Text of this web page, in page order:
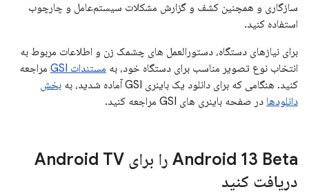
سازگاری و همچنین کشف و گزارش مشکلات سیستم‌عامل و چارچوب
استفاده کنید.
برای نیازهای دستگاه، دستورالعمل های چشمک زن و اطلاعات مربوط به
انتخاب نوع تصویر مناسب برای دستگاه خود، به مستندات GSI
مراجعه
کنید. هنگامی که برای دانلود یک باینری GSI آماده شدید، به
بخش
دانلودها در صفحه باینری های GSI مراجعه کنید.
Android 13 Beta را برای Android TV
دریافت کنید